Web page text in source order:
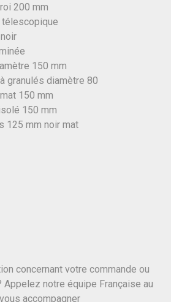
200 mm
télescopique
150 mm
granulés diamètre 80
150 mm
150 mm
125 mm noir mat
concernant votre commande ou
Appelez notre équipe Française au
accompagner